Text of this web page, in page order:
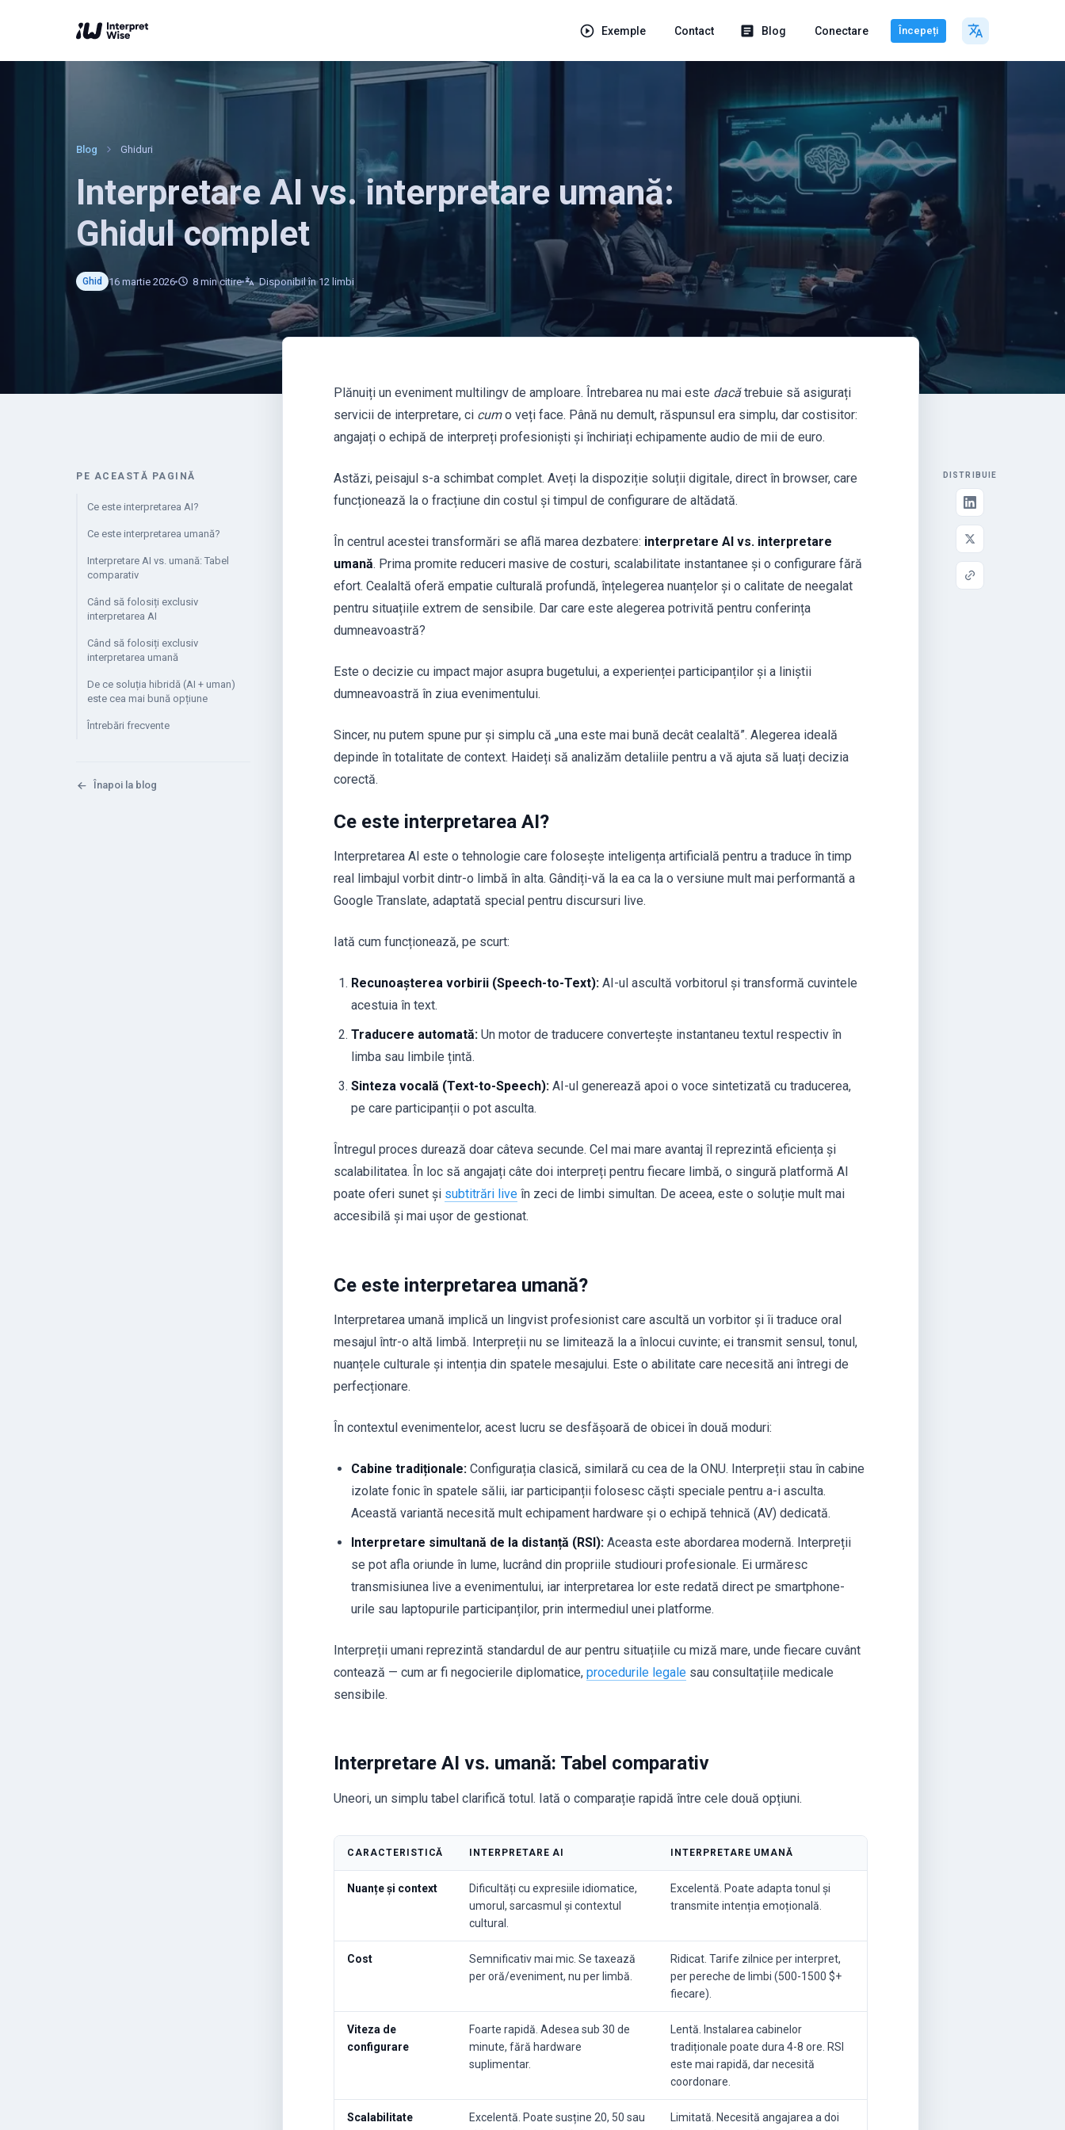
Exemple Contact Blog Conectare Începeți
Blog Ghiduri
Interpretare AI vs. interpretare umană:
Ghidul complet
Ghid 16 martie 2026 8 min citire Disponibil în 12 limbi
PE ACEASTĂ PAGINĂ
Ce este interpretarea AI?
Ce este interpretarea umană?
Interpretare AI vs. umană: Tabel
comparativ
Când să folosiți exclusiv
interpretarea AI
Când să folosiți exclusiv
interpretarea umană
De ce soluția hibridă (AI + uman)
este cea mai bună opțiune
Întrebări frecvente
Înapoi la blog
Plănuiți un eveniment multilingv de amploare. Întrebarea nu mai este dacătrebuie să asigurați
servicii de interpretare, ci cumo veți face. Până nu demult, răspunsul era simplu, dar costisitor:
angajați o echipă de interpreți profesioniști și închiriați echipamente audio de mii de euro.
Astăzi, peisajul s-a schimbat complet. Aveți la dispoziție soluții digitale, direct în browser, care
funcționează la o fracțiune din costul și timpul de configurare de altădată.
În centrul acestei transformări se află marea dezbatere: interpretare AI vs. interpretare
umană. Prima promite reduceri masive de costuri, scalabilitate instantanee și o configurare fără
efort. Cealaltă oferă empatie culturală profundă, înțelegerea nuanțelor și o calitate de neegalat
pentru situațiile extrem de sensibile. Dar care este alegerea potrivită pentru conferința
dumneavoastră?
Este o decizie cu impact major asupra bugetului, a experienței participanților și a liniștii
dumneavoastră în ziua evenimentului.
Sincer, nu putem spune pur și simplu că „una este mai bună decât cealaltă”. Alegerea ideală
depinde în totalitate de context. Haideți să analizăm detaliile pentru a vă ajuta să luați decizia
corectă.
Ce este interpretarea AI?
Interpretarea AI este o tehnologie care folosește inteligența artificială pentru a traduce în timp
real limbajul vorbit dintr-o limbă în alta. Gândiți-vă la ea ca la o versiune mult mai performantă a
Google Translate, adaptată special pentru discursuri live.
Iată cum funcționează, pe scurt:
Recunoașterea vorbirii (Speech-to-Text): AI-ul ascultă vorbitorul și transformă cuvintele
acestuia în text.
Traducere automată: Un motor de traducere convertește instantaneu textul respectiv în
limba sau limbile țintă.
Sinteza vocală (Text-to-Speech): AI-ul generează apoi o voce sintetizată cu traducerea,
pe care participanții o pot asculta.
Întregul proces durează doar câteva secunde. Cel mai mare avantaj îl reprezintă eficiența și
scalabilitatea. În loc să angajați câte doi interpreți pentru fiecare limbă, o singură platformă AI
poate oferi sunet și subtitrări live în zeci de limbi simultan. De aceea, este o soluție mult mai
accesibilă și mai ușor de gestionat.
Ce este interpretarea umană?
Interpretarea umană implică un lingvist profesionist care ascultă un vorbitor și îi traduce oral
mesajul într-o altă limbă. Interpreții nu se limitează la a înlocui cuvinte; ei transmit sensul, tonul,
nuanțele culturale și intenția din spatele mesajului. Este o abilitate care necesită ani întregi de
perfecționare.
În contextul evenimentelor, acest lucru se desfășoară de obicei în două moduri:
Cabine tradiționale: Configurația clasică, similară cu cea de la ONU. Interpreții stau în cabine
izolate fonic în spatele sălii, iar participanții folosesc căști speciale pentru a-i asculta.
Această variantă necesită mult echipament hardware și o echipă tehnică (AV) dedicată.
Interpretare simultană de la distanță (RSI): Aceasta este abordarea modernă. Interpreții
se pot afla oriunde în lume, lucrând din propriile studiouri profesionale. Ei urmăresc
transmisiunea live a evenimentului, iar interpretarea lor este redată direct pe smartphone-
urile sau laptopurile participanților, prin intermediul unei platforme.
Interpreții umani reprezintă standardul de aur pentru situațiile cu miză mare, unde fiecare cuvânt
contează — cum ar fi negocierile diplomatice, procedurile legale sau consultațiile medicale
sensibile.
Interpretare AI vs. umană: Tabel comparativ
Uneori, un simplu tabel clarifică totul. Iată o comparație rapidă între cele două opțiuni.
CARACTERISTICĂ INTERPRETARE AI INTERPRETARE UMANĂ
Nuanțe și context
Dificultăți cu expresiile idiomatice,
umorul, sarcasmul și contextul
cultural.
Excelentă. Poate adapta tonul și
transmite intenția emoțională.
Cost
Semnificativ mai mic. Se taxează
per oră/eveniment, nu per limbă.
Ridicat. Tarife zilnice per interpret,
per pereche de limbi (500-1500 $+
fiecare).
Viteza de
configurare
Foarte rapidă. Adesea sub 30 de
minute, fără hardware
suplimentar.
Lentă. Instalarea cabinelor
tradiționale poate dura 4-8 ore. RSI
este mai rapidă, dar necesită
coordonare.
Scalabilitate
Excelentă. Poate susține 20, 50 sau
Limitată. Necesită angajarea a doi
DISTRIBUIE